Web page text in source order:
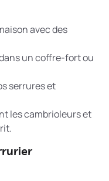
avec des
un coffre-fort ou
serrures et
les cambrioleurs et